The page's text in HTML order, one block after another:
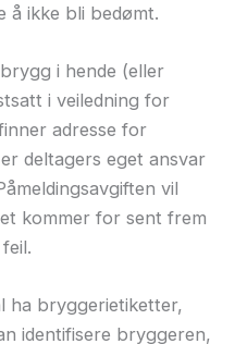
å ikke bli bedømt.
i hende (eller
i veiledning for
adresse for
deltagers eget ansvar
vil
kommer for sent frem
ha bryggerietiketter,
identifisere bryggeren,